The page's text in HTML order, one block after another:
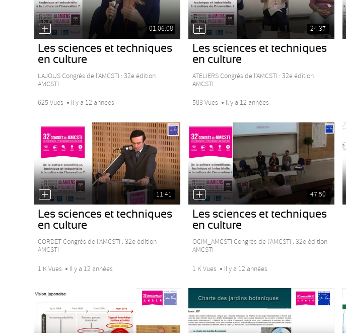
01:06:08
Les sciences et techniques
en culture
LAJOUS Congrès de l’AMCSTI : 32e édition
AMCSTI
625 Vues Il y a 12 années
24:37
Les sciences et techniques
en culture
ATELIERS Congrès de l’AMCSTI : 32e édition
AMCSTI
583 Vues Il y a 12 années
11:41
Les sciences et techniques
en culture
CORDET Congrès de l’AMCSTI : 32e édition
AMCSTI
1 K Vues Il y a 12 années
47:50
Les sciences et techniques
en culture
OCIM_AMCSTI Congrès de l’AMCSTI : 32e édition
AMCSTI
1 K Vues Il y a 12 années